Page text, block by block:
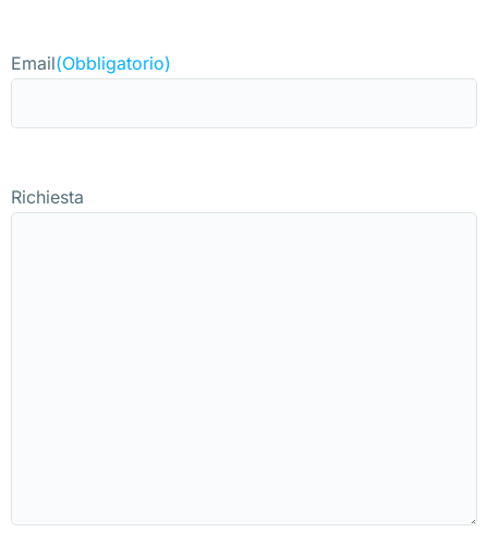
Email(Obbligatorio)
Richiesta